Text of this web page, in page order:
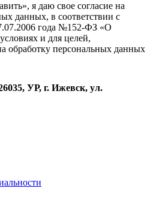
я даю свое согласие на
данных, в соответствии с
года №152-ФЗ «О
и для целей,
обработку персональных данных
УР, г. Ижевск, ул.